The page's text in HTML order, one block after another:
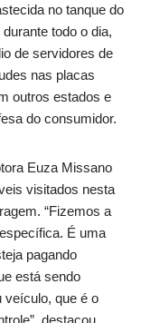
no tanque do
todo o dia,
de servidores de
nas placas
outros estados e
do consumidor.
Euza Missano
visitados nesta
“Fizemos a
É uma
pagando
está sendo
veículo, que é o
destacou.